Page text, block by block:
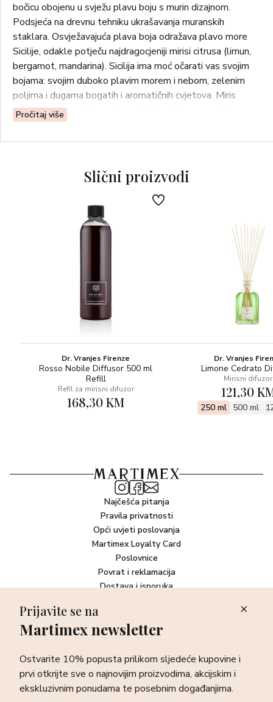
bočicu obojenu u svježu plavu boju s murin dizajnom.
Podsjeća na drevnu tehniku ukrašavanja muranskih
staklara. Osvježavajuća plava boja odražava plavo more
Sicilije, odakle potječu najdragocjeniji mirisi citrusa (limun,
bergamot, mandarina). Sicilija ima moć očarati vas svojim
bojama: svojim duboko plavim morem i nebom, zelenim
poljima i dugama bogatih i aromatičnih cvjetova. Miris
utjelovljuje ove boje svojim naletima citrusne svježine
najfinijih domaćih mandarina, a također, kroz slatkoću
tamarinda, podsjeća na auru i mističnost egzotičnih
vodene ruže, mošusa, kašmira, mandarine i gorkog badema.
Pročitaj više
Slični proizvodi
Dr. Vranjes Firenze
Rosso Nobile Diffusor 500 ml
Refill
Refil za mirisni difuzor
168,30 KM
Dr. Vranjes
Limone Cedrato
Mirisni difuzor
121,30
250 ml 500 ml
Najčešća pitanja
Pravila privatnosti
Opći uvjeti poslovanja
Martimex Loyalty Card
Poslovnice
Povrat i reklamacija
Dostava i isporuka
Newsletter
sve o najnovijim proizvodima, akcijskim i ekskluzivnim
ponudama te posebnim događanjima.
Prijava
Prijavite se na
Martimex newsletter
Ostvarite 10% popusta prilikom sljedeće kupovine i
prvi otkrijte sve o najnovijim proizvodima, akcijskim i
ekskluzivnim ponudama te posebnim događanjima.